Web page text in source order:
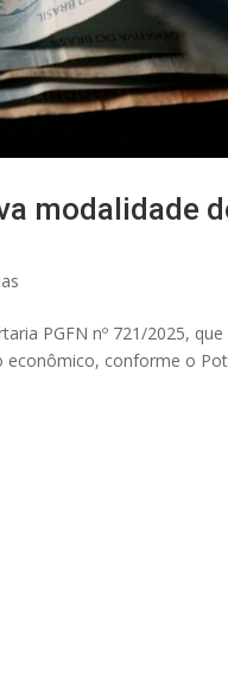
modalidade
PGFN nº 721/2025,
conforme o